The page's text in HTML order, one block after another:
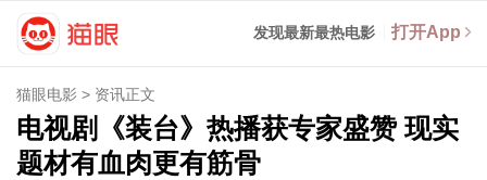
发现最新最热电影 打开App
猫眼电影 > 资讯正文
电视剧《装台》热播获专家盛赞 现实
题材有血肉更有筋骨